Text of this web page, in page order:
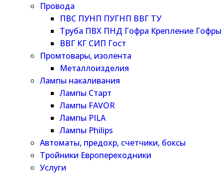
Провода
ПВС ПУНП ПУГНП ВВГ ТУ
Труба ПВХ ПНД Гофра Крепление Гофры
ВВГ КГ СИП Гост
Промтовары, изолента
Металлоизделия
Лампы накаливания
Лампы Старт
Лампы FAVOR
Лампы PILA
Лампы Philips
Автоматы, предохр, счетчики, боксы
Тройники Европереходники
Услуги